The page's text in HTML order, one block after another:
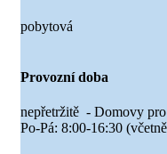
pobytová
Provozní doba
nepřetržitě - Domovy
Po-Pá: 8:00-16:30